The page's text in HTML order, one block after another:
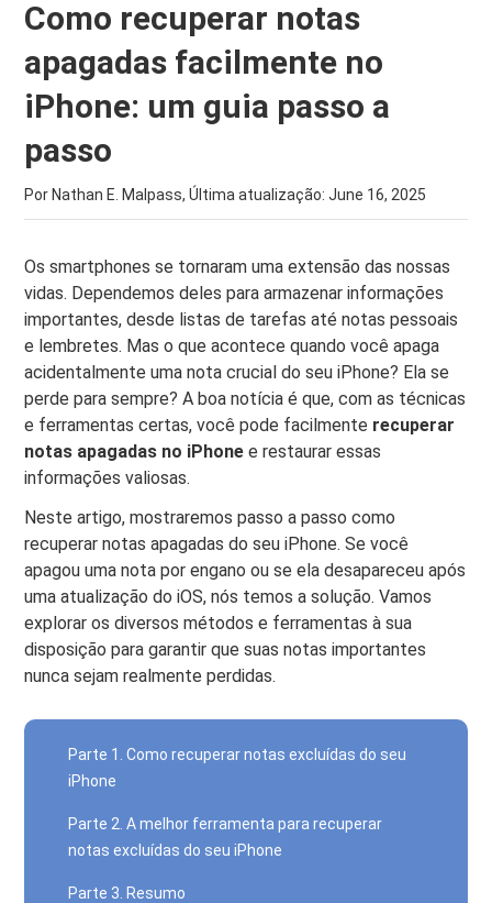
Como recuperar notas
apagadas facilmente no
iPhone: um guia passo a
passo
Por Nathan E. Malpass, Última atualização:June 16, 2025
Os smartphones se tornaram uma extensão das nossas
vidas. Dependemos deles para armazenar informações
importantes, desde listas de tarefas até notas pessoais
e lembretes. Mas o que acontece quando você apaga
acidentalmente uma nota crucial do seu iPhone? Ela se
perde para sempre? A boa notícia é que, com as técnicas
e ferramentas certas, você pode facilmente recuperar
notas apagadas no iPhone e restaurar essas
informações valiosas.
Neste artigo, mostraremos passo a passo como
recuperar notas apagadas do seu iPhone. Se você
apagou uma nota por engano ou se ela desapareceu após
uma atualização do iOS, nós temos a solução. Vamos
explorar os diversos métodos e ferramentas à sua
disposição para garantir que suas notas importantes
nunca sejam realmente perdidas.
Parte 1. Como recuperar notas excluídas do seu
iPhone
Parte 2. A melhor ferramenta para recuperar
notas excluídas do seu iPhone
Parte 3. Resumo